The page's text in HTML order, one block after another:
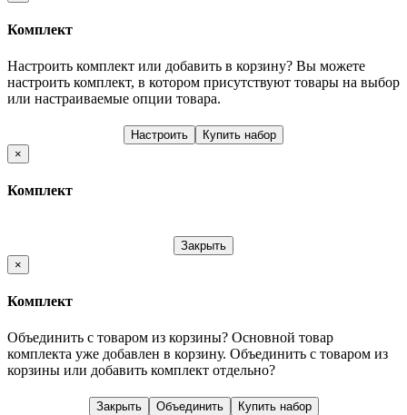
Комплект
Настроить комплект или добавить в корзину? Вы можете
настроить комплект, в котором присутствуют товары на выбор
или настраиваемые опции товара.
Настроить
Купить набор
×
Комплект
Закрыть
×
Комплект
Объединить с товаром из корзины? Основной товар
комплекта уже добавлен в корзину. Объединить с товаром из
корзины или добавить комплект отдельно?
Закрыть Объединить
Купить набор